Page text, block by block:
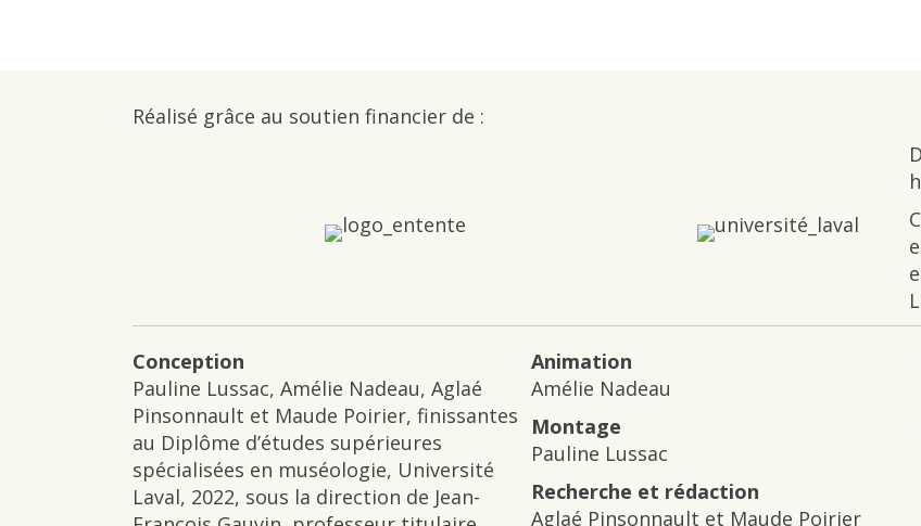
Réalisé grâce au soutien financier de :
Conception
Pauline Lussac, Amélie Nadeau, Aglaé
Pinsonnault et Maude Poirier, finissantes
au Diplôme d’études supérieures
spécialisées en muséologie, Université
Laval, 2022, sous la direction de Jean-
Animation
Amélie Nadeau
Montage
Pauline Lussac
Recherche et rédaction
Aglaé Pinsonnault et Maude Poirier